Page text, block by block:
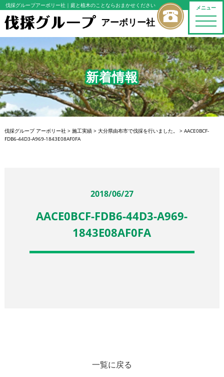
メニュー
toggle
伐採グループアーボリー社｜庭と植木のことならおまかせください
アーボリー社
新着情報
伐採グループ アーボリー社> 施工実績> 大分県由布市で伐採を行いました。 > AACE0BCF-
FDB6-44D3-A969-1843E08AF0FA
2018/06/27
AACE0BCF-FDB6-44D3-A969-
1843E08AF0FA
一覧に戻る